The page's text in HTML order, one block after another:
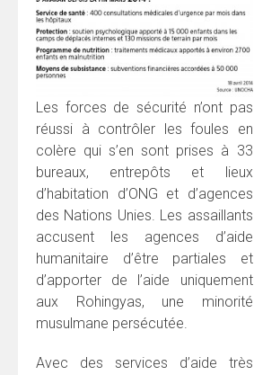
Les forces de sécurité n’ont pas
réussi à contrôler les foules en
colère qui s’en sont prises à 33
bureaux, entrepôts et lieux
d’habitation d’ONG et d’agences
des Nations Unies. Les assaillants
accusent les agences d’aide
humanitaire d’être partiales et
d’apporter de l’aide uniquement
aux Rohingyas, une minorité
musulmane persécutée.
Avec des services d’aide très